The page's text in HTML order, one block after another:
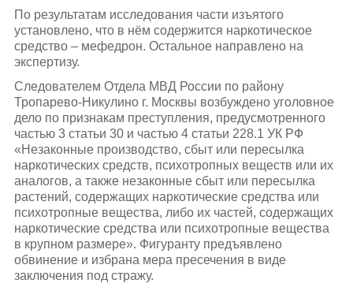
По результатам исследования части изъятого
установлено, что в нём содержится наркотическое
средство – мефедрон. Остальное направлено на
экспертизу.
Следователем Отдела МВД России по району
Тропарево-Никулино г. Москвы возбуждено уголовное
дело по признакам преступления, предусмотренного
частью 3 статьи 30 и частью 4 статьи 228.1 УК РФ
«Незаконные производство, сбыт или пересылка
наркотических средств, психотропных веществ или их
аналогов, а также незаконные сбыт или пересылка
растений, содержащих наркотические средства или
психотропные вещества, либо их частей, содержащих
наркотические средства или психотропные вещества
в крупном размере». Фигуранту предъявлено
обвинение и избрана мера пресечения в виде
заключения под стражу.